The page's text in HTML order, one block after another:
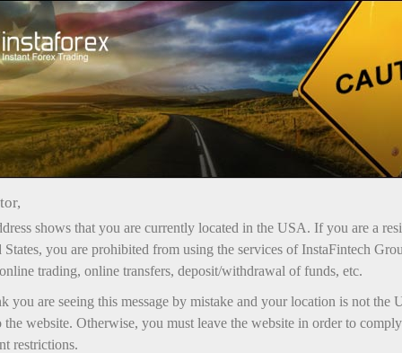
الحملات
بونصات
إنستافوركس
تختلف المكافآت عن بعضها البعض في
الحد الأقصى للحجم وشروط الاعتماد
shows that you are currently located in the USA. If you are a
States, you are prohibited from using the services of InstaFintech
trading, online transfers, deposit/withdrawal of funds, etc.
you are seeing this message by mistake and your location is not the
the website. Otherwise, you must leave the website in order to
restrictions.